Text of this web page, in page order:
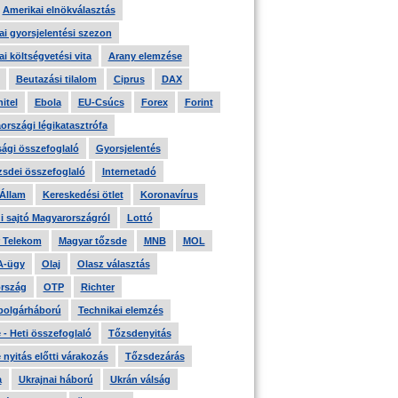
Amerikai elnökválasztás
gyorsjelentési szezon
költségvetési vita Arany elemzése
Beutazási tilalom Ciprus DAX
Ebola EU-Csúcs Forex Forint
légikatasztrófa
összefoglaló Gyorsjelentés
összefoglaló Internetadó
Kereskedési ötlet Koronavírus
sajtó Magyarországról Lottó
Telekom Magyar tőzsde MNB MOL
ügy Olaj Olasz választás
OTP Richter
Technikai elemzés
- Heti összefoglaló Tőzsdenyitás
nyitás előtti várakozás Tőzsdezárás
Ukrajnai háború Ukrán válság